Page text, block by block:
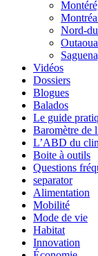
Nord-
Vidéos
Dossiers
Blogues
Balados
Le guide
Baromètre de
L’ABD du
Boite à outils
Questions
separator
Alimentation
Mobilité
Mode de vie
Habitat
Innovation